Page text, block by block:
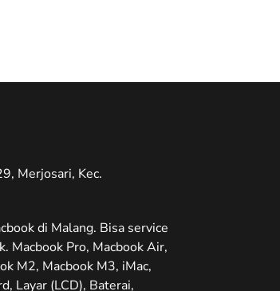
Merjosari, Kec.
di Malang. Bisa service
Macbook Pro, Macbook Air,
M2, Macbook M3, iMac,
Layar (LCD), Baterai,